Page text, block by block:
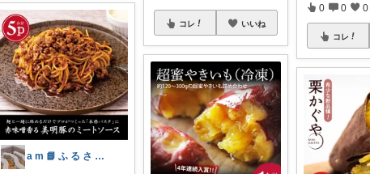
a m 📘 ふ る さ と 納 税 本
コレ いいね
0 0 0
コレ